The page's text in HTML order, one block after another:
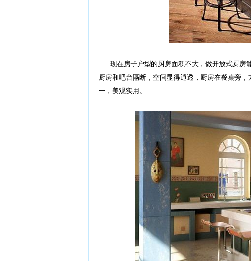
现在房子户型的厨房面积不大，做开放式厨房
厨房和吧台隔断，空间显得通透，厨房在餐桌旁
一，美观实用。